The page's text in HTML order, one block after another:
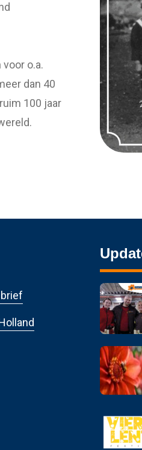
o.a.
dan 40
100 jaar